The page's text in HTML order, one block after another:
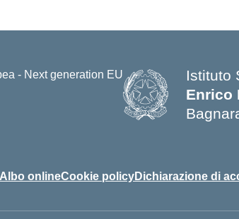
Istituto
Enrico
Albo onlineCookie policyDichiarazione di